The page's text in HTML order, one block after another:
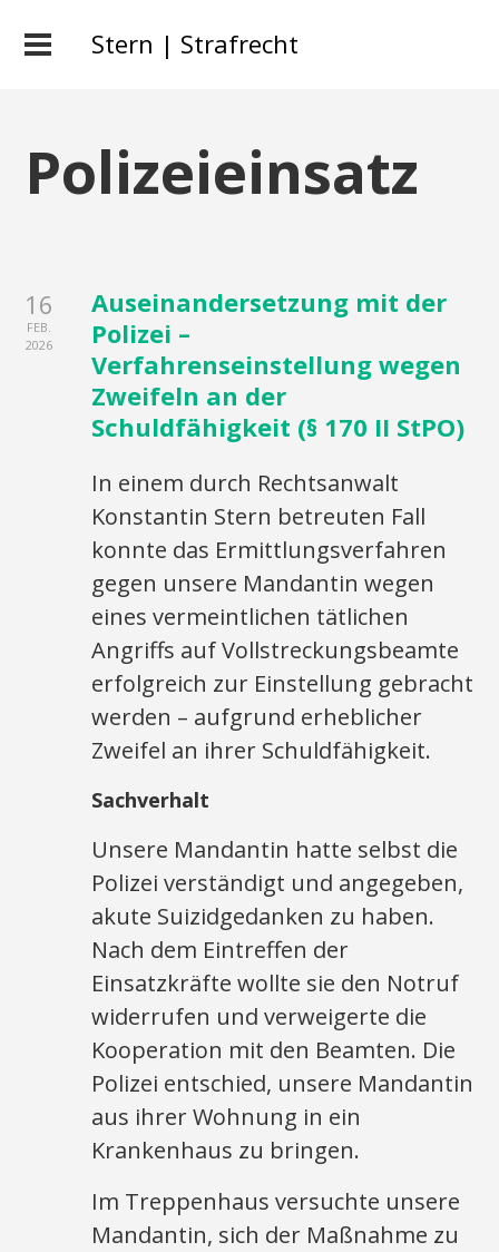
Stern | Strafrecht
Polizeieinsatz
16
FEB.
2026
Auseinandersetzung mit der
Polizei –
Verfahrenseinstellung wegen
Zweifeln an der
Schuldfähigkeit (§ 170 II StPO)
In einem durch Rechtsanwalt
Konstantin Stern betreuten Fall
konnte das Ermittlungsverfahren
gegen unsere Mandantin wegen
eines vermeintlichen tätlichen
Angriffs auf Vollstreckungsbeamte
erfolgreich zur Einstellung gebracht
werden – aufgrund erheblicher
Zweifel an ihrer Schuldfähigkeit.
Sachverhalt
Unsere Mandantin hatte selbst die
Polizei verständigt und angegeben,
akute Suizidgedanken zu haben.
Nach dem Eintreffen der
Einsatzkräfte wollte sie den Notruf
widerrufen und verweigerte die
Kooperation mit den Beamten. Die
Polizei entschied, unsere Mandantin
aus ihrer Wohnung in ein
Krankenhaus zu bringen.
Im Treppenhaus versuchte unsere
Mandantin, sich der Maßnahme zu